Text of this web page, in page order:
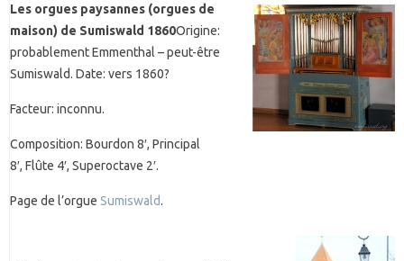
Les orgues paysannes (orgues de
maison) de Sumiswald 1860Origine:
probablement Emmenthal – peut-être
Sumiswald. Date: vers 1860?
Facteur: inconnu.
Composition: Bourdon 8′, Principal
8′, Flûte 4′, Superoctave 2′.
Page de l’orgue Sumiswald.